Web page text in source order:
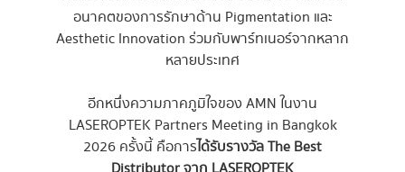
อนาคตของการรักษาด้าน Pigmentation และ
Aesthetic Innovation ร่วมกับพาร์ทเนอร์จากหลาก
หลายประเทศ
อีกหนึ่งความภาคภูมิใจของ AMN ในงาน
LASEROPTEK Partners Meeting in Bangkok
2026 ครั้งนี้ คือการได้รับรางวัล The Best